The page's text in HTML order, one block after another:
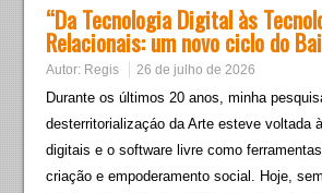
“Da Tecnologia Digital às
Relacionais: um novo ciclo do
Autor: Regis 26 de julho de 2026
Durante os últimos 20 anos, minha
desterritorializaçáo da Arte esteve voltada
digitais e o software livre como
criação e empoderamento social. Hoje,